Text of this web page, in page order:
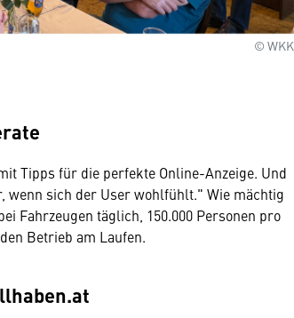
© WKK
Tipps für die perfekte Online-Anzeige. Und
sich der User wohlfühlt." Wie mächtig
Fahrzeugen täglich, 150.000 Personen pro
Betrieb am Laufen.